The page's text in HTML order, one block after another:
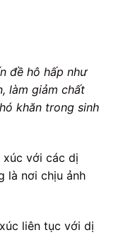
đề hô hấp như
làm giảm chất
khăn trong sinh
xúc với các dị
là nơi chịu ảnh
liên tục với dị